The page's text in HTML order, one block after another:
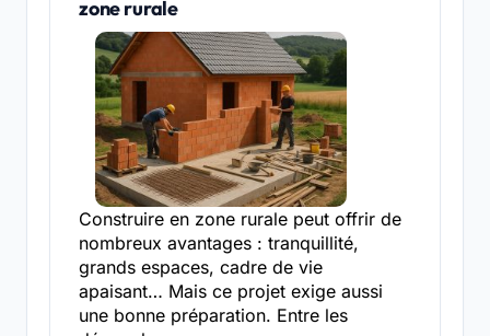
zone rurale
Construire en zone rurale peut offrir de
nombreux avantages : tranquillité,
grands espaces, cadre de vie
apaisant… Mais ce projet exige aussi
une bonne préparation. Entre les